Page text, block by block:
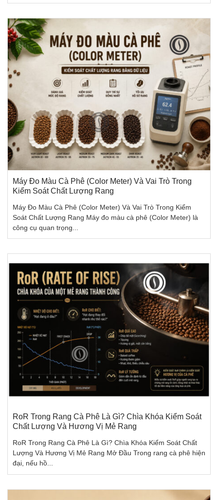
Máy Đo Màu Cà Phê (Color Meter) Và Vai Trò Trong
Kiểm Soát Chất Lượng Rang
Máy Đo Màu Cà Phê (Color Meter) Và Vai Trò Trong Kiểm
Soát Chất Lượng Rang Máy đo màu cà phê (Color Meter) là
công cụ quan trọng...
RoR Trong Rang Cà Phê Là Gì? Chìa Khóa Kiểm Soát
Chất Lượng Và Hương Vị Mẻ Rang
RoR Trong Rang Cà Phê Là Gì? Chìa Khóa Kiểm Soát Chất
Lượng Và Hương Vị Mẻ Rang Mở Đầu Trong rang cà phê hiện
đại, nếu hồ...